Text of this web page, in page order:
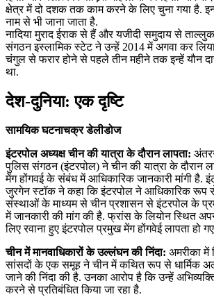
क्षेत्र में दो दशक तक काम करने के लिए चुना गया है.
नाम से भी जाना जाता है.
नादिया मुराद ईराक से हैं और यजीदी समुदाय से
संगठन इस्लामिक स्टेट ने उन्हें 2014 में अगवा कर
चंगुल से फरार होने से पहले तीन महीने तक इन्हें यौन
था.
देश-दुनिया: एक दृष्टि
सामयिक घटनाचक्र डेलीडोज
इंटरपोल अध्यक्ष चीन की यात्रा के दौरान लापता:
पुलिस संगठन (इंटरपोल) ने चीन की यात्रा के दौरान
मेंग होंगवई के संंबंध में आधिकारिक जानकारी मांगी है.
जुरगेन स्टॉक ने कहा कि इंटरपोल ने आधिकारिक रूप
संस्थाओं के माध्यम से चीन प्रशासन से इंटरपोल के
में जानकारी की मांग की है. फ्रांस के लियोन स्थित
लिए रवाना हुए इंटरपोल प्रमुख मेंग होंगवेई लापता हो
चीन में मानवाधिकारों के उल्लंघन की निंदा: अमरीका में
सांसदों के एक समूह ने चीन में कथित रूप से धार्मिक
जाने की निंदा की है. उनका आरोप है कि उन्हें
करने से प्रतिबंधित किया जा रहा है.